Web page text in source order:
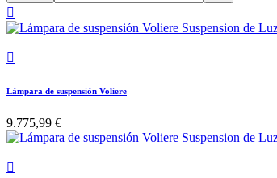


Lámpara de suspensión Voliere
9.775,99 €
